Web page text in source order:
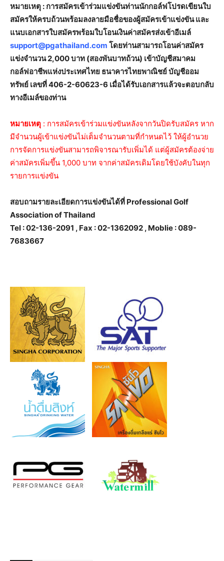
หมายเหตุ : การสมัครเข้าร่วมแข่งขันท่านนักกอล์ฟโปรดเขียนใบ
สมัครให้ครบถ้วนพร้อมลงลายมือชื่อของผู้สมัครเข้าแข่งขัน และ
แนบเอกสารใบสมัครพร้อมใบโอนเงินค่าสมัครส่งเข้าอีเมล์
support@pgathailand.com โดยท่านสามารถโอนค่าสมัคร
แข่งจำนวน 2,000 บาท (สองพันบาทถ้วน) เข้าบัญชีสมาคม
กอล์ฟอาชีพแห่งประเทศไทย ธนาคารไทยพาณิชย์ บัญชีออม
ทรัพย์ เลขที่ 406-2-60623-6 เมื่อได้รับเอกสารแล้วจะตอบกลับ
ทางอีเมล์ของท่าน
หมายเหตุ : การสมัครเข้าร่วมแข่งขันหลังจากวันปิดรับสมัคร หาก
มีจำนวนผู้เข้าแข่งขันไม่เต็มจำนวนตามที่กำหนดไว้ ให้ผู้อำนวย
การจัดการแข่งขันสามารถพิจารณารับเพิ่มได้ แต่ผู้สมัครต้องจ่าย
ค่าสมัครเพิ่มขึ้น 1,000 บาท จากค่าสมัครเดิมโดยใช้บังคับในทุก
รายการแข่งขัน
สอบถามรายละเอียดการแข่งขันได้ที่ Professional Golf
Association of Thailand
Tel : 02-136-2091 , Fax : 02-1362092 , Moblie : 089-
7683667